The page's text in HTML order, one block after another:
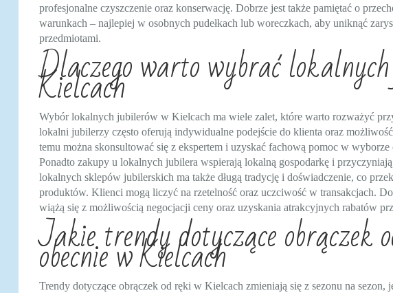
profesjonalne czyszczenie oraz konserwację. Dobrze jest także pamiętać o
warunkach – najlepiej w osobnych pudełkach lub woreczkach, aby uniknąć
przedmiotami.
Dlaczego warto wybrać
Kielcach
Wybór lokalnych jubilerów w Kielcach ma wiele zalet, które warto rozważyć
lokalni jubilerzy często oferują indywidualne podejście do klienta oraz
temu można skonsultować się z ekspertem i uzyskać fachową pomoc w
Ponadto zakupy u lokalnych jubilera wspierają lokalną gospodarkę i
lokalnych sklepów jubilerskich ma także długą tradycję i doświadczenie, co
produktów. Klienci mogą liczyć na rzetelność oraz uczciwość w transakcjach.
wiążą się z możliwością negocjacji ceny oraz uzyskania atrakcyjnych rabatów
Jakie trendy dotyczące obrączek
obecnie w Kielcach
Trendy dotyczące obrączek od ręki w Kielcach zmieniają się z sezonu na